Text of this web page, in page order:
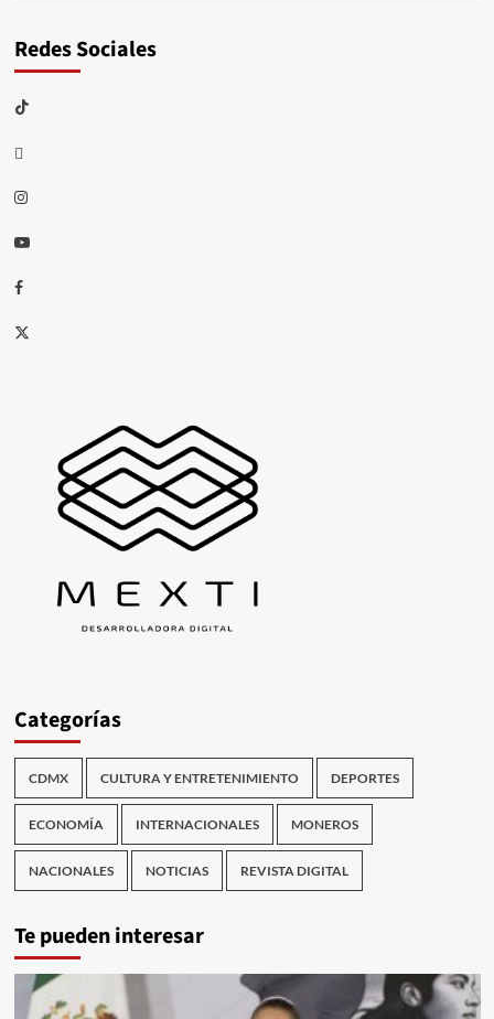
Redes Sociales
TikTok
threads
Instagram
Youtube
Facebook
X
Categorías
CDMX CULTURA Y ENTRETENIMIENTO DEPORTES
ECONOMÍA INTERNACIONALES MONEROS
NACIONALES NOTICIAS REVISTA DIGITAL
Te pueden interesar